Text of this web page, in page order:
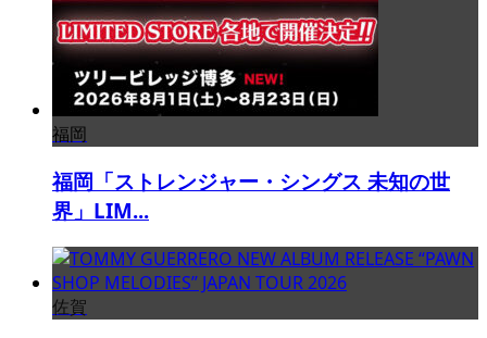
福岡
福岡「ストレンジャー・シングス 未知の世
界」LIM...
佐賀